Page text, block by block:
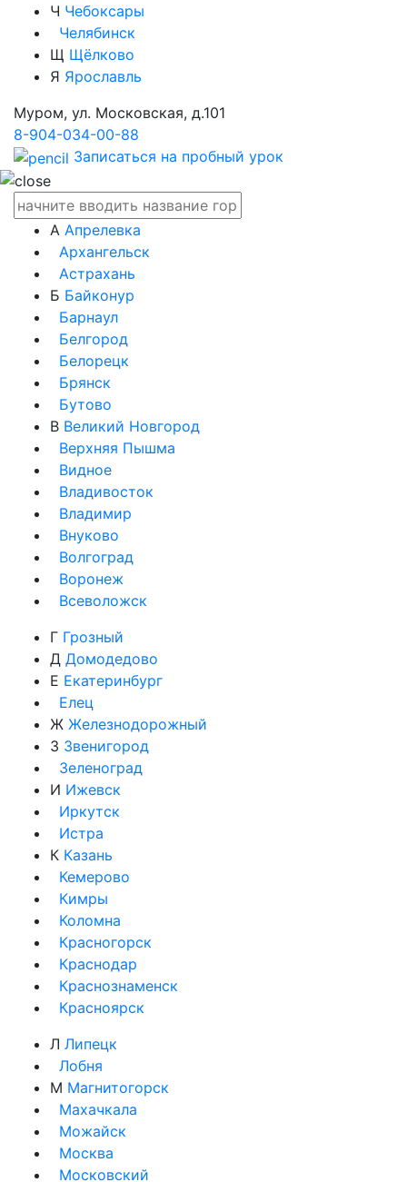
Ч Чебоксары
Челябинск
Щ Щёлково
Я Ярославль
Муром, ул. Московская, д.101
8-904-034-00-88
Записаться на пробный урок
А Апрелевка
Архангельск
Астрахань
Б Байконур
Барнаул
Белгород
Белорецк
Брянск
Бутово
В Великий Новгород
Верхняя Пышма
Видное
Владивосток
Владимир
Внуково
Волгоград
Воронеж
Всеволожск
Г Грозный
Д Домодедово
Е Екатеринбург
Елец
Ж Железнодорожный
З Звенигород
Зеленоград
И Ижевск
Иркутск
Истра
К Казань
Кемерово
Кимры
Коломна
Красногорск
Краснодар
Краснознаменск
Красноярск
Л Липецк
Лобня
М Магнитогорск
Махачкала
Можайск
Москва
Московский